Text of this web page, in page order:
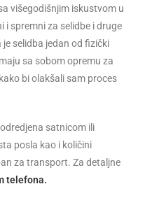
višegodišnjim iskustvom u
i spremni za selidbe i druge
selidba jedan od fizički
sa sobom opremu za
bi olakšali sam proces
satnicom ili
posla kao i količini
za transport. Za detaljne
telefona.